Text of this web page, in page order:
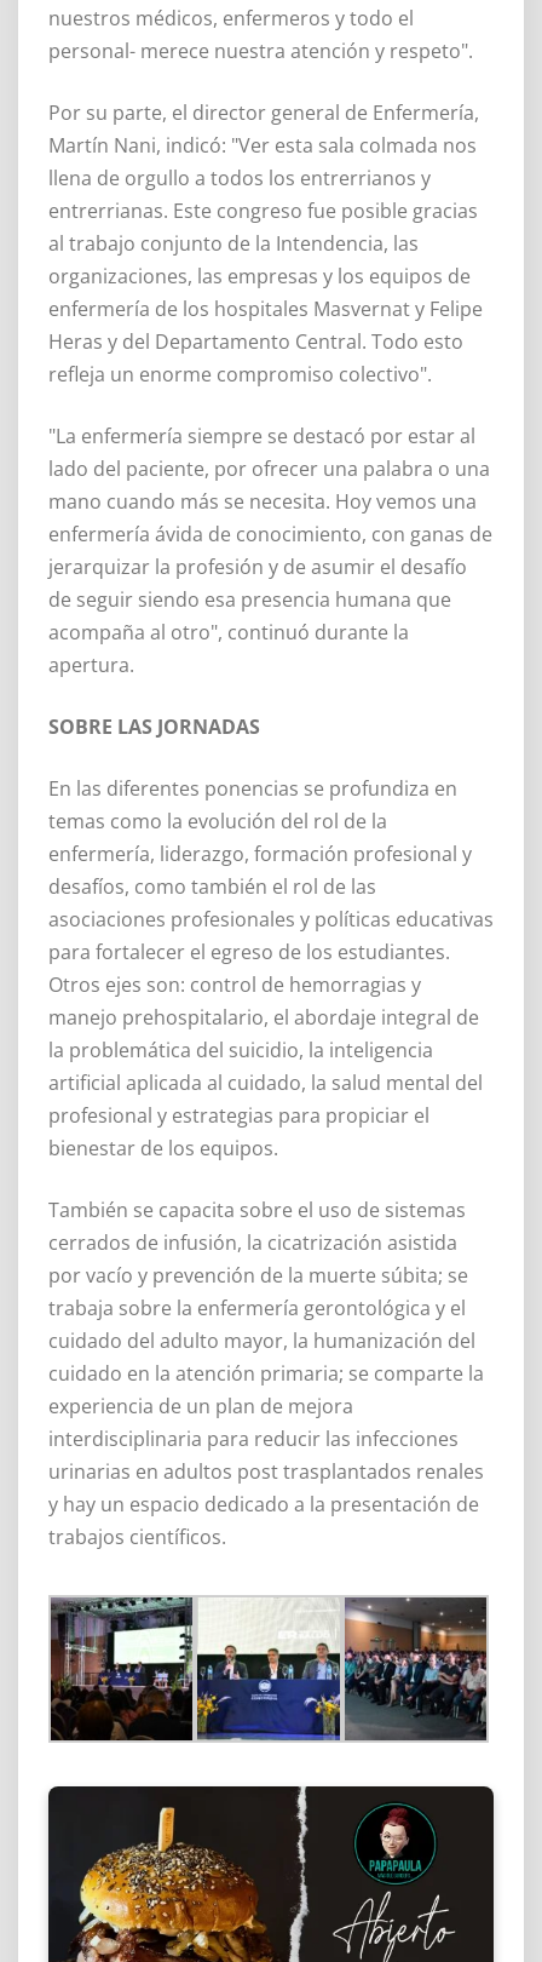
nuestros médicos, enfermeros y todo el
personal- merece nuestra atención y respeto".
Por su parte, el director general de Enfermería,
Martín Nani, indicó: "Ver esta sala colmada nos
llena de orgullo a todos los entrerrianos y
entrerrianas. Este congreso fue posible gracias
al trabajo conjunto de la Intendencia, las
organizaciones, las empresas y los equipos de
enfermería de los hospitales Masvernat y Felipe
Heras y del Departamento Central. Todo esto
refleja un enorme compromiso colectivo".
"La enfermería siempre se destacó por estar al
lado del paciente, por ofrecer una palabra o una
mano cuando más se necesita. Hoy vemos una
enfermería ávida de conocimiento, con ganas de
jerarquizar la profesión y de asumir el desafío
de seguir siendo esa presencia humana que
acompaña al otro", continuó durante la
apertura.
SOBRE LAS JORNADAS
En las diferentes ponencias se profundiza en
temas como la evolución del rol de la
enfermería, liderazgo, formación profesional y
desafíos, como también el rol de las
asociaciones profesionales y políticas educativas
para fortalecer el egreso de los estudiantes.
Otros ejes son: control de hemorragias y
manejo prehospitalario, el abordaje integral de
la problemática del suicidio, la inteligencia
artificial aplicada al cuidado, la salud mental del
profesional y estrategias para propiciar el
bienestar de los equipos.
También se capacita sobre el uso de sistemas
cerrados de infusión, la cicatrización asistida
por vacío y prevención de la muerte súbita; se
trabaja sobre la enfermería gerontológica y el
cuidado del adulto mayor, la humanización del
cuidado en la atención primaria; se comparte la
experiencia de un plan de mejora
interdisciplinaria para reducir las infecciones
urinarias en adultos post trasplantados renales
y hay un espacio dedicado a la presentación de
trabajos científicos.